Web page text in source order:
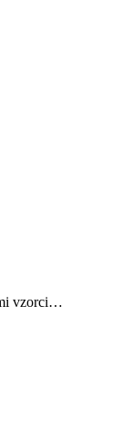
vzorci…